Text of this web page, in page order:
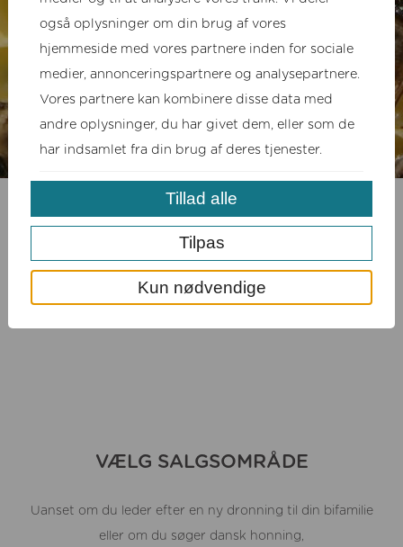
VÆLG SALGSOMRÅDE
Uanset om du leder efter en ny dronning til din bifamilie
eller om du søger dansk honning,
også oplysninger om din brug af vores
hjemmeside med vores partnere inden for sociale
medier, annonceringspartnere og analysepartnere.
Vores partnere kan kombinere disse data med
andre oplysninger, du har givet dem, eller som de
har indsamlet fra din brug af deres tjenester.
Kun nødvendige
Tilpas
Tillad alle